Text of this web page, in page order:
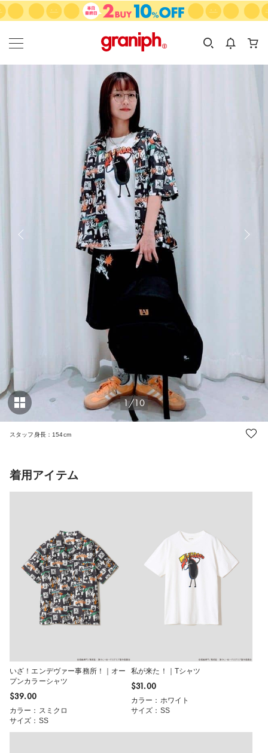
カテゴリーから探す
KIDS
カテゴリ
サイズ
1/10
スタッフ身長：154cm
着用アイテム
いざ！エンデヴァー事務所！｜オー
プンカラーシャツ
$‌39.00
カラー：スミクロ
サイズ：SS
私が来た！｜Tシャツ
$‌31.00
カラー：ホワイト
サイズ：SS